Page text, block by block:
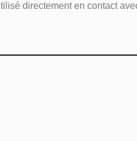
directement en contact